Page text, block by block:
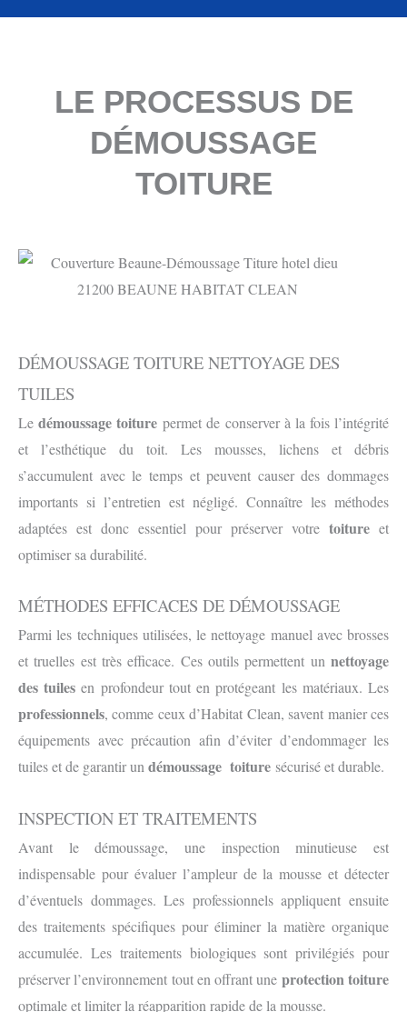
LE PROCESSUS DE
DÉMOUSSAGE
TOITURE
DÉMOUSSAGE TOITURE NETTOYAGE DES
TUILES
Ledémoussage toiture permet de conserver à la fois l’intégrité
et l’esthétique du toit. Les mousses, lichens et débris
s’accumulent avec le temps et peuvent causer des dommages
importants si l’entretien est négligé. Connaître les méthodes
adaptées est donc essentiel pour préserver votre toiture et
optimiser sa durabilité.
MÉTHODES EFFICACES DE DÉMOUSSAGE
Parmi les techniques utilisées, le nettoyage manuel avec brosses
et truelles est très efficace. Ces outils permettent un nettoyage
des tuiles en profondeur tout en protégeant les matériaux. Les
professionnels, comme ceux d’Habitat Clean, savent manier ces
équipements avec précaution afin d’éviter d’endommager les
tuiles et de garantir undémoussage toiture sécurisé et durable.
INSPECTION ET TRAITEMENTS
Avant le démoussage, une inspection minutieuse est
indispensable pour évaluer l’ampleur de la mousse et détecter
d’éventuels dommages. Les professionnels appliquent ensuite
des traitements spécifiques pour éliminer la matière organique
accumulée. Les traitements biologiques sont privilégiés pour
préserver l’environnement tout en offrant une protection toiture
optimale et limiter la réapparition rapide de la mousse.